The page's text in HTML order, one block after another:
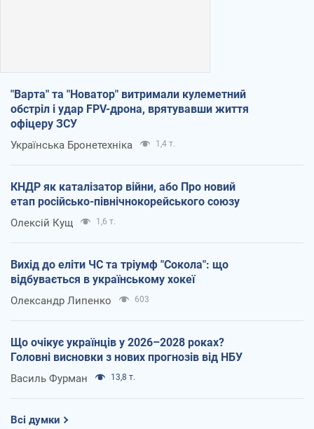
"Варта" та "Новатор" витримали кулеметний
обстріл і удар FPV-дрона, врятувавши життя
офіцеру ЗСУ
Українська Бронетехніка 1,4 т.
КНДР як каталізатор війни, або Про новий
етап російсько-північнокорейського союзу
Олексій Кущ 1,6 т.
Вихід до еліти ЧС та тріумф "Сокола": що
відбувається в українському хокеї
Олександр Липенко 603
Що очікує українців у 2026–2028 роках?
Головні висновки з нових прогнозів від НБУ
Василь Фурман 13,8 т.
Всі думки